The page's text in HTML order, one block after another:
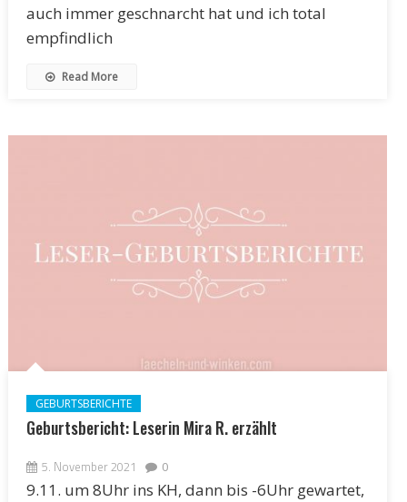
auch immer geschnarcht hat und ich total
empfindlich
Read More
GEBURTSBERICHTE
Geburtsbericht: Leserin Mira R. erzählt
5. November 2021 0
9.11. um 8Uhr ins KH, dann bis -6Uhr gewartet,